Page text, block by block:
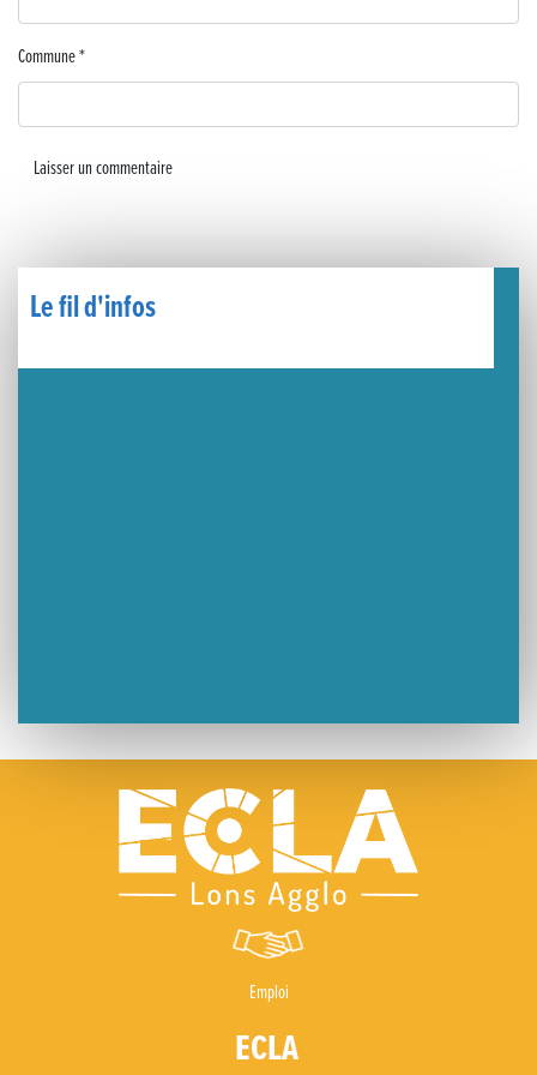
BOCA no BECO pour le lancement du Couleurs Jazz Festival !
Concours Hippique de Saut d’Obstacles
Le Carnavélo 2025 a illuminé Lons-le-Saunier !
Le fil d'infos
Commune*
Emploi